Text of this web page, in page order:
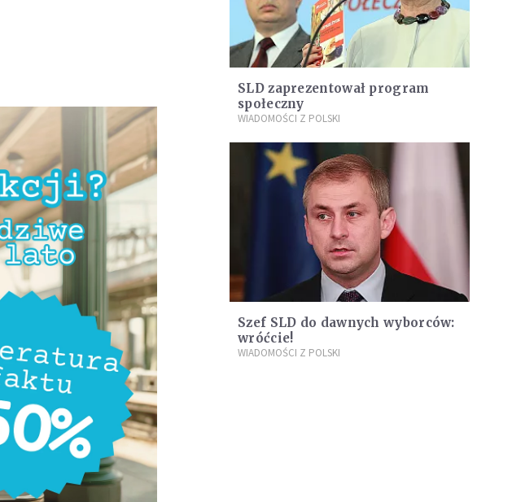
SLD zaprezentował program
społeczny
WIADOMOŚCI Z POLSKI
Szef SLD do dawnych wyborców:
wróćcie!
WIADOMOŚCI Z POLSKI